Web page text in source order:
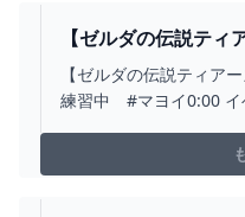
【ゼルダの伝説テ
(マヨイ） -
【ゼルダの伝説ティア
練習中 #マヨイ0:00 イ